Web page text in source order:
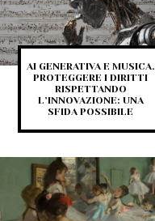
AI GENERATIVA E MUSICA.
PROTEGGERE I DIRITTI
RISPETTANDO
L’INNOVAZIONE: UNA
SFIDA POSSIBILE